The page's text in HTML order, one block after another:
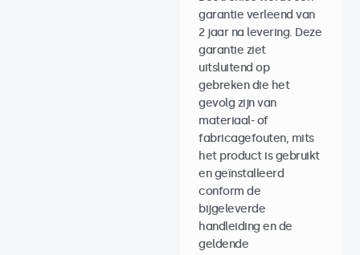
garantie verleend van
2 jaar na levering. Deze
garantie ziet
uitsluitend op
gebreken die het
gevolg zijn van
materiaal- of
fabricagefouten, mits
het product is gebruikt
en geïnstalleerd
conform de
bijgeleverde
handleiding en de
geldende